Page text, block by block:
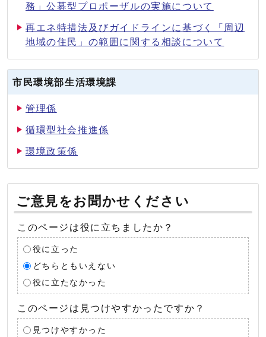
務」公募型プロポーザルの実施について
再エネ特措法及びガイドラインに基づく「周辺
地域の住民」の範囲に関する相談について
市民環境部生活環境課
管理係
循環型社会推進係
環境政策係
ご意見をお聞かせください
このページは役に立ちましたか？
役に立った
どちらともいえない
役に立たなかった
このページは見つけやすかったですか？
見つけやすかった